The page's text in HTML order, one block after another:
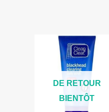
DE RETOUR
BIENTÔT